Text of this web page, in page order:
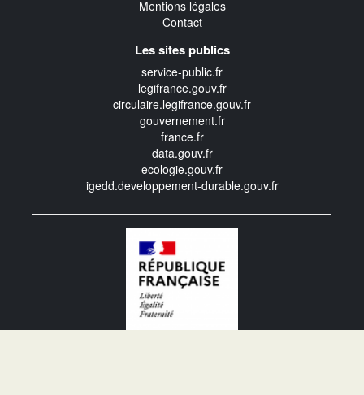
Mentions légales
Contact
Les sites publics
service-public.fr
legifrance.gouv.fr
circulaire.legifrance.gouv.fr
gouvernement.fr
france.fr
data.gouv.fr
ecologie.gouv.fr
igedd.developpement-durable.gouv.fr